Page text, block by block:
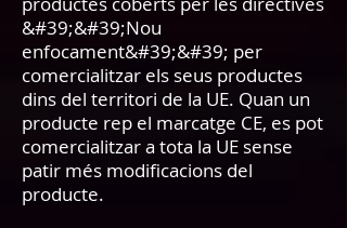
&#39;&#39;Nou
enfocament&#39;&#39; per
comercialitzar els seus productes
dins del territori de la UE. Quan un
producte rep el marcatge CE, es pot
comercialitzar a tota la UE sense
patir més modificacions del
producte.